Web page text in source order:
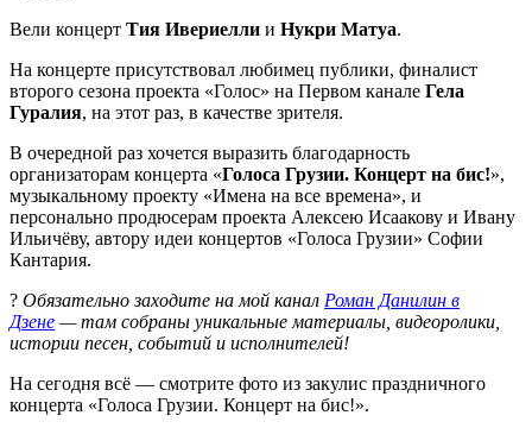
Вели концерт Тия Ивериелли и Нукри Матуа.
На концерте присутствовал любимец публики, финалист
второго сезона проекта «Голос» на Первом канале Гела
Гуралия, на этот раз, в качестве зрителя.
В очередной раз хочется выразить благодарность
организаторам концерта «Голоса Грузии. Концерт на бис!»,
музыкальному проекту «Имена на все времена», и
персонально продюсерам проекта Алексею Исаакову и Ивану
Ильичёву, автору идеи концертов «Голоса Грузии» Софии
Кантария.
? Обязательно заходите на мой канал Роман Данилин в
Дзене — там собраны уникальные материалы, видеоролики,
истории песен, событий и исполнителей!
На сегодня всё — смотрите фото из закулис праздничного
концерта «Голоса Грузии. Концерт на бис!».